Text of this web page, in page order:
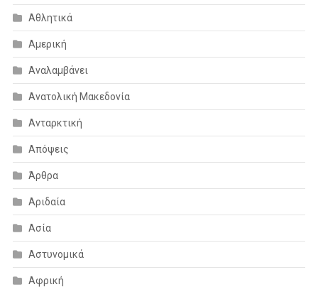
Αθλητικά
Αμερική
Αναλαμβάνει
Ανατολική Μακεδονία
Ανταρκτική
Απόψεις
Άρθρα
Αριδαία
Ασία
Αστυνομικά
Αφρική